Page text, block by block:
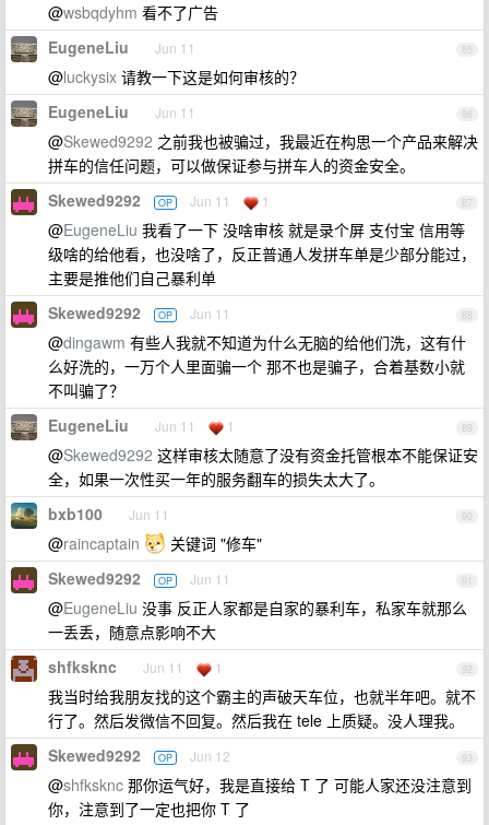
@wsbqdyhm 看不了广告
85
EugeneLiu Jun 11
@luckysix 请教一下这是如何审核的？
86
EugeneLiu Jun 11
@Skewed9292 之前我也被骗过，我最近在构思一个产品来解决
拼车的信任问题，可以做保证参与拼车人的资金安全。
87
Skewed9292 OP Jun 11 1
@EugeneLiu 我看了一下 没啥审核 就是录个屏 支付宝 信用等
级啥的给他看，也没啥了，反正普通人发拼车单是少部分能过，
主要是推他们自己暴利单
88
Skewed9292 OP Jun 11
@dingawm 有些人我就不知道为什么无脑的给他们洗，这有什
么好洗的，一万个人里面骗一个 那不也是骗子，合着基数小就
不叫骗了？
89
EugeneLiu Jun 11 1
@Skewed9292 这样审核太随意了没有资金托管根本不能保证安
全，如果一次性买一年的服务翻车的损失太大了。
90
bxb100 Jun 11
@raincaptain 关键词 "修车"
91
Skewed9292 OP Jun 11
@EugeneLiu 没事 反正人家都是自家的暴利车，私家车就那么
一丢丢，随意点影响不大
92
shfksknc Jun 11 1
我当时给我朋友找的这个霸主的声破天车位，也就半年吧。就不
行了。然后发微信不回复。然后我在 tele 上质疑。没人理我。
93
Skewed9292 OP Jun 12
@shfksknc 那你运气好，我是直接给 T 了 可能人家还没注意到
你，注意到了一定也把你 T 了